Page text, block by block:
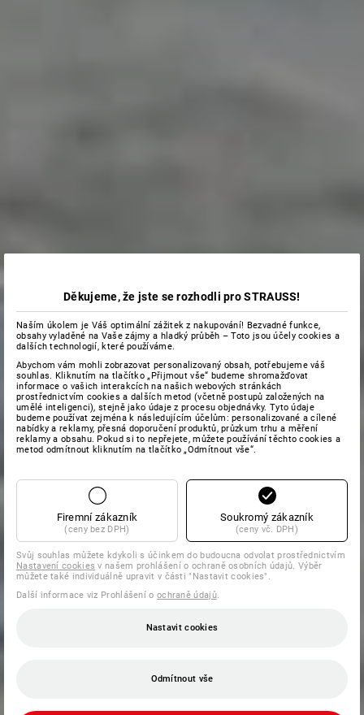
Děkujeme, že jste se rozhodli pro STRAUSS!
Naším úkolem je Váš optimální zážitek z nakupování! Bezvadné funkce,
obsahy vyladěné na Vaše zájmy a hladký průběh – Toto jsou účely cookies a
dalších technologií, které používáme.
Abychom vám mohli zobrazovat personalizovaný obsah, potřebujeme váš
souhlas. Kliknutím na tlačítko „Přijmout vše“ budeme shromažďovat
informace o vašich interakcích na našich webových stránkách
prostřednictvím cookies a dalších metod (včetně postupů založených na
umělé inteligenci), stejně jako údaje z procesu objednávky. Tyto údaje
budeme používat zejména k následujícím účelům: personalizované a cílené
nabídky a reklamy, přesná doporučení produktů, průzkum trhu a měření
reklamy a obsahu. Pokud si to nepřejete, můžete používání těchto cookies a
metod odmítnout kliknutím na tlačítko „Odmítnout vše“.
Firemní zákazník
(ceny bez DPH)
Soukromý zákazník
(ceny vč. DPH)
Svůj souhlas můžete kdykoli s účinkem do budoucna odvolat prostřednictvím
Nastavení cookies v našem prohlášení o ochraně osobních údajů. Výběr
můžete také individuálně upravit v části "Nastavit cookies".
Další informace viz Prohlášení o ochraně údajů.
Nastavit cookies
Odmítnout vše